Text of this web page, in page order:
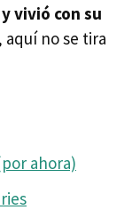
vivió con su
aquí no se tira
ahora)